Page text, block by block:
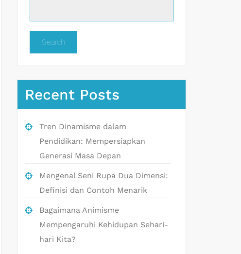
Search
Recent Posts
Tren Dinamisme dalam
Pendidikan: Mempersiapkan
Generasi Masa Depan
Mengenal Seni Rupa Dua Dimensi:
Definisi dan Contoh Menarik
Bagaimana Animisme
Mempengaruhi Kehidupan Sehari-
hari Kita?